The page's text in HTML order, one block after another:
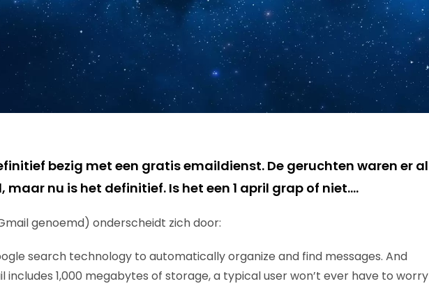
bezig met een gratis emaildienst. De geruchten waren er al
maar nu is het definitief. Is het een 1 april grap of niet….
genoemd) onderscheidt zich door:
search technology to automatically organize and find messages. And
includes 1,000 megabytes of storage, a typical user won’t ever have to worry